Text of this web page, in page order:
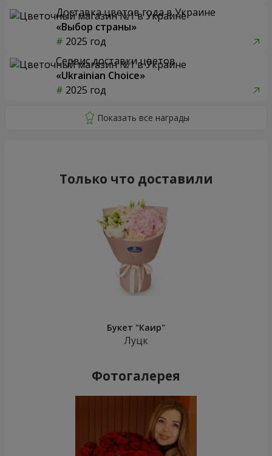
Доставка цветов года в Украине
«Выбор страны»
2025 год
Сервис доставки цветов
«Ukrainian Choice»
2025 год
Только что доставили
Букет "Каир"
Луцк
Фотогалерея